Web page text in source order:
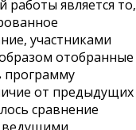
работы является то,
участниками
отобранные
программу
от предыдущих
сравнение